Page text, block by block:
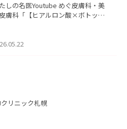
しの名医Youtube めぐ皮膚科・美
膚科「【ヒアルロン酸×ボトック
リニック札幌